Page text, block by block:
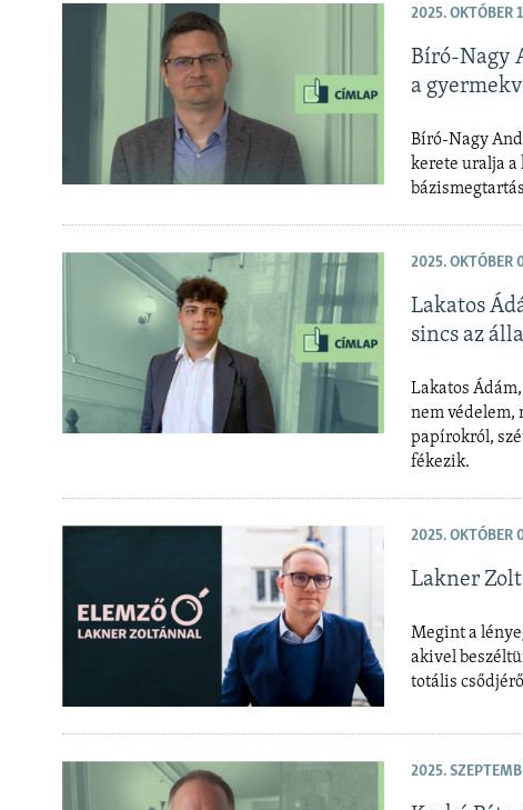
2025. OKTÓBER
Bíró-Nagy
a
Bíró-Nagy
kerete uralja a
2025. OKTÓBER
Lakatos
sincs az
Lakatos
nem védelem,
papírokról,
fékezik.
2025. OKTÓBER
Lakner
Megint a
akivel
totális
2025.